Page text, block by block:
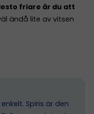
friare är du att
ändå lite av vitsen
Spiris är den